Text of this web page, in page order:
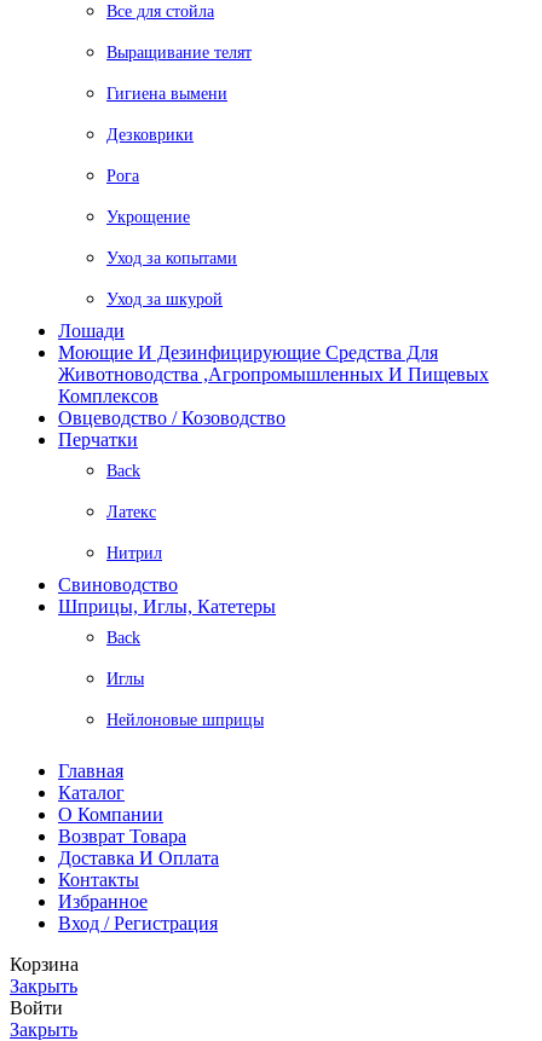
Все для стойла
Выращивание телят
Гигиена вымени
Дезковрики
Рога
Укрощение
Уход за копытами
Уход за шкурой
Лошади
Моющие И Дезинфицирующие Средства Для
Животноводства ,агропромышленных И Пищевых
Комплексов
Овцеводство / Козоводство
Перчатки
Back
Латекс
Нитрил
Свиноводство
Шприцы, Иглы, Катетеры
Back
Иглы
Нейлоновые шприцы
Главная
Каталог
О Компании
Возврат Товара
Доставка И Оплата
Контакты
Избранное
Вход / Регистрация
Корзина
Закрыть
Войти
Закрыть